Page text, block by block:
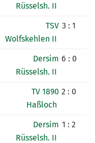
Rüsselsh. II
TSV
Wolfskehlen II
3 : 1
Dersim
Rüsselsh. II
6 : 0
TV 1890
Haßloch
2 : 0
Dersim
Rüsselsh. II
1 : 2